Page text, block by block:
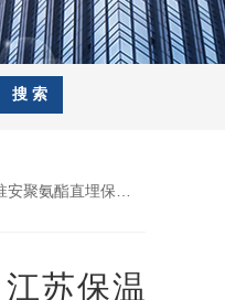
氨酯直埋保温管、江苏保温直埋管
苏保温